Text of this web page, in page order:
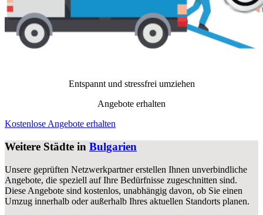
Entspannt und stressfrei umziehen
Angebote erhalten
Kostenlose Angebote erhalten
Weitere Städte in Bulgarien
Unsere geprüften Netzwerkpartner erstellen Ihnen unverbindliche
Angebote, die speziell auf Ihre Bedürfnisse zugeschnitten sind.
Diese Angebote sind kostenlos, unabhängig davon, ob Sie einen
Umzug innerhalb oder außerhalb Ihres aktuellen Standorts planen.